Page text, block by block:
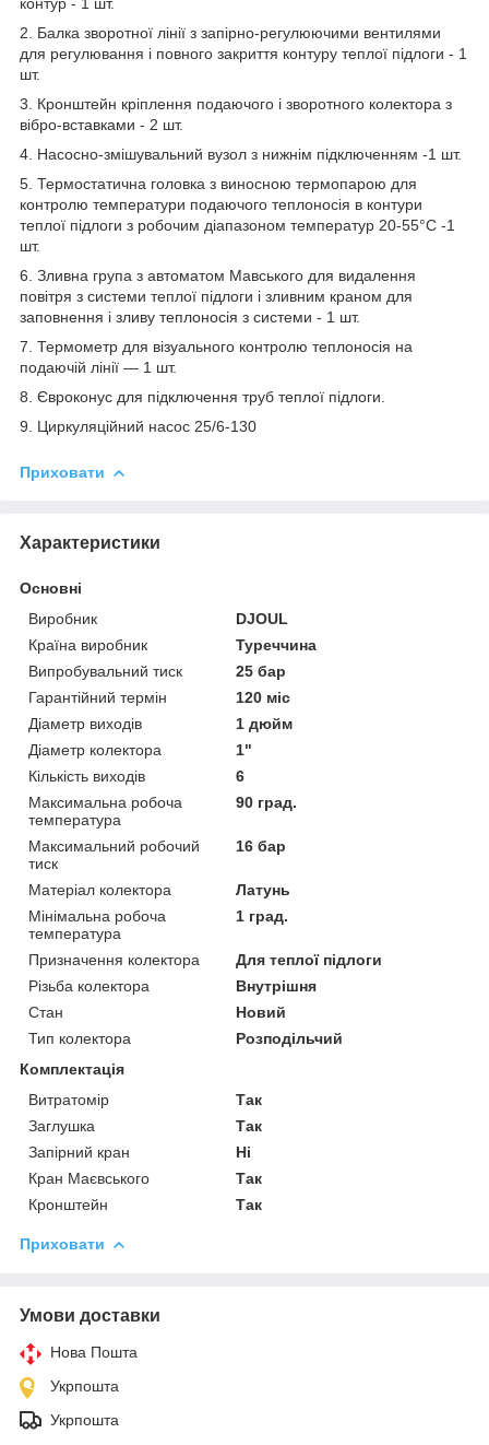
2. Балка зворотної лінії з запірно-регулюючими вентилями
для регулювання і повного закриття контуру теплої підлоги - 1
шт.
3. Кронштейн кріплення подаючого і зворотного колектора з
вібро-вставками - 2 шт.
4. Насосно-змішувальний вузол з нижнім підключенням -1 шт.
5. Термостатична головка з виносною термопарою для
контролю температури подаючого теплоносія в контури
теплої підлоги з робочим діапазоном температур 20-55°С -1
шт.
6. Зливна група з автоматом Мавського для видалення
повітря з системи теплої підлоги і зливним краном для
заповнення і зливу теплоносія з системи - 1 шт.
7. Термометр для візуального контролю теплоносія на
подаючій лінії — 1 шт.
8. Євроконус для підключення труб теплої підлоги.
9. Циркуляційний насос 25/6-130
Приховати
Характеристики
Основні
Виробник
DJOUL
Країна виробник
Туреччина
Випробувальний тиск
25 бар
Гарантійний термін
120 міс
Діаметр виходів
1 дюйм
Діаметр колектора
1"
Кількість виходів
6
Максимальна робоча
температура
90 град.
Максимальний робочий
тиск
16 бар
Матеріал колектора
Латунь
Мінімальна робоча
температура
1 град.
Призначення колектора
Для теплої підлоги
Різьба колектора
Внутрішня
Стан
Новий
Тип колектора
Розподільчий
Комплектація
Витратомір
Так
Заглушка
Так
Запірний кран
Ні
Кран Маєвського
Так
Кронштейн
Так
Приховати
Умови доставки
Нова Пошта
Укрпошта
Укрпошта